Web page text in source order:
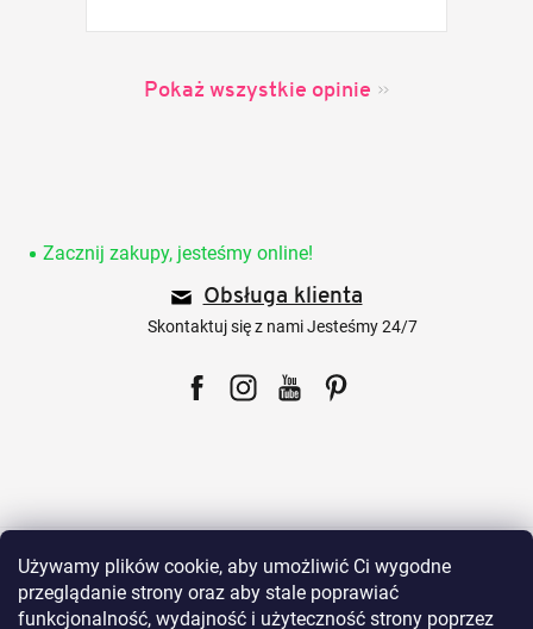
Używamy plików cookie, aby umożliwić Ci wygodne
przeglądanie strony oraz aby stale poprawiać
funkcjonalność, wydajność i użyteczność strony poprzez
Pokaż wszystkie opinie
Zacznij zakupy, jesteśmy online!
Obsługa klienta
Skontaktuj się z nami Jesteśmy 24/7
Dla klientów